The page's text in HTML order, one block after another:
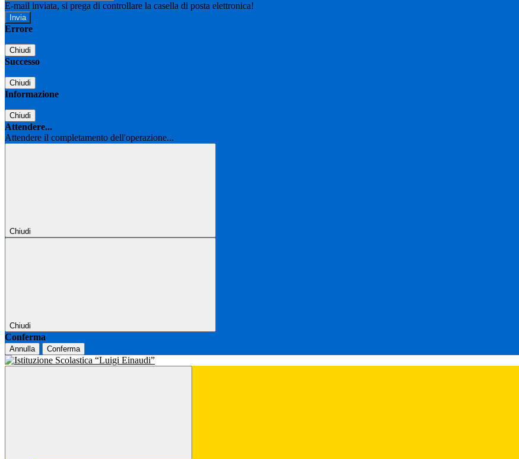
E-mail inviata, si prega di controllare la casella di posta elettronica!
Errore
Chiudi
Successo
Chiudi
Informazione
Chiudi
Attendere...
Attendere il completamento dell'operazione...
Chiudi
Chiudi
Conferma
Annulla Conferma